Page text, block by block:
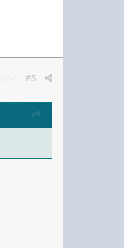
#5